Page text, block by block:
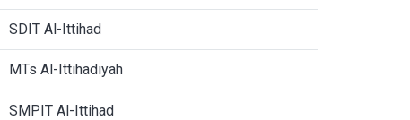
SDIT Al-Ittihad
MTs Al-Ittihadiyah
SMPIT Al-Ittihad